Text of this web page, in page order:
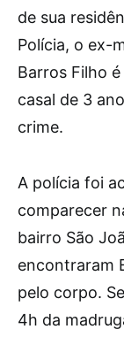
de sua
Polícia, o ex-
Barros Filho
casal de 3
crime.
A polícia foi
comparecer
bairro São
encontraram
pelo corpo.
4h da